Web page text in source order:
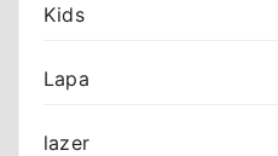
Kids
Lapa
lazer